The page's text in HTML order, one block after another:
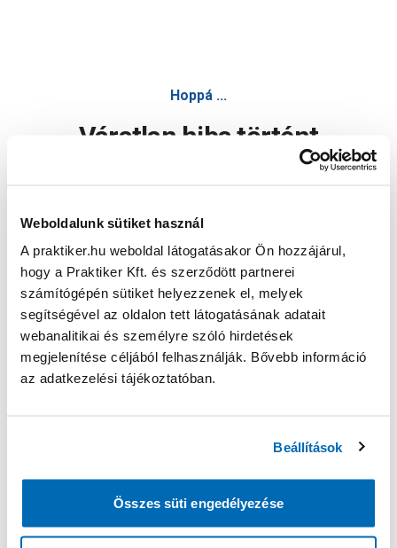
Weboldalunk sütiket használ
A praktiker.hu weboldal látogatásakor Ön hozzájárul,
hogy a Praktiker Kft. és szerződött partnerei
számítógépén sütiket helyezzenek el, melyek
segítségével az oldalon tett látogatásának adatait
webanalitikai és személyre szóló hirdetések
megjelenítése céljából felhasználják. Bővebb információ
az adatkezelési tájékoztatóban.
Beállítások
Összes süti engedélyezése
Hoppá ...
Váratlan hiba történt
Oldal újratöltése